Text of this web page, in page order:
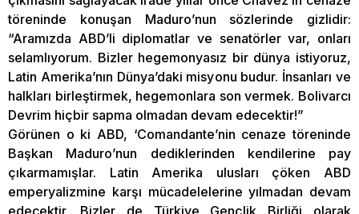
töreninde konuşan Maduro’nun sözlerinde gizlidir:
“Aramızda ABD’li diplomatlar ve senatörler var, onları
selamlıyorum. Bizler hegemonyasız bir dünya istiyoruz,
Latin Amerika’nın Dünya’daki misyonu budur. İnsanları ve
halkları birleştirmek, hegemonlara son vermek. Bolivarcı
Devrim hiçbir sapma olmadan devam edecektir!”
Görünen o ki ABD, ‘Comandante’nin cenaze töreninde
Başkan Maduro’nun dediklerinden kendilerine pay
çıkarmamışlar. Latin Amerika ulusları çöken ABD
emperyalizmine karşı mücadelelerine yılmadan devam